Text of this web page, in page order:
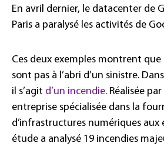
En avril dernier, le datacenter de
Paris a paralysé les activités de
Ces deux exemples montrent
sont pas à l’abri d’un sinistre.
il s’agit d’un incendie. Réalisée
entreprise spécialisée dans la
d’infrastructures numériques aux
étude a analysé 19 incendies